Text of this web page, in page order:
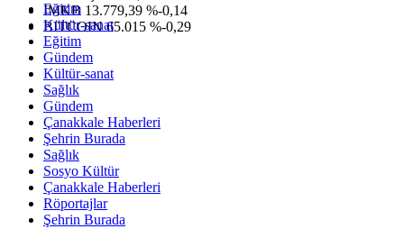
IMKB 13.779,39 %-0,14
BITCOIN65.015 %-0,29
Eğitim
Kültür-sanat
Eğitim
Gündem
Kültür-sanat
Sağlık
Gündem
Çanakkale Haberleri
Şehrin Burada
Sağlık
Sosyo Kültür
Çanakkale Haberleri
Röportajlar
Şehrin Burada